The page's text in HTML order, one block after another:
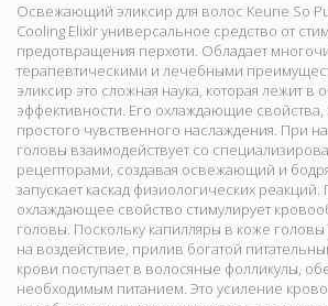
Освежающий эликсир для волос Keune So
Cooling Elixir универсальное средство от
предотвращения перхоти. Обладает
терапевтическими и лечебными
эликсир это сложная наука, которая лежит в
эффективности. Его охлаждающие свойства,
простого чувственного наслаждения. При
головы взаимодействует со
рецепторами, создавая освежающий и
запускает каскад физиологических
охлаждающее свойство стимулирует
головы. Поскольку капилляры в коже
на воздействие, прилив богатой
крови поступает в волосяные фолликулы,
необходимым питанием. Это усиление